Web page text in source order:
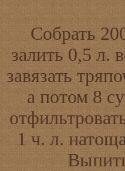
Собрать
залить 0,5 л.
завязать
а потом 8
1 ч. л.